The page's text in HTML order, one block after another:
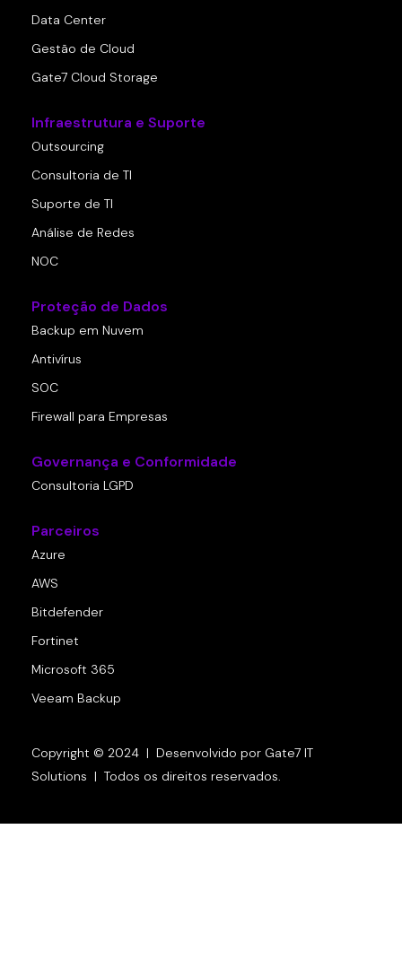
Data Center
Gestão de Cloud
Gate7 Cloud Storage
Infraestrutura e Suporte
Outsourcing
Consultoria de TI
Suporte de TI
Análise de Redes
NOC
Proteção de Dados
Backup em Nuvem
Antivírus
SOC
Firewall para Empresas
Governança e Conformidade
Consultoria LGPD
Parceiros
Azure
AWS
Bitdefender
Fortinet
Microsoft 365
Veeam Backup
Copyright © 2024 | Desenvolvido por Gate7 IT
Solutions | Todos os direitos reservados.